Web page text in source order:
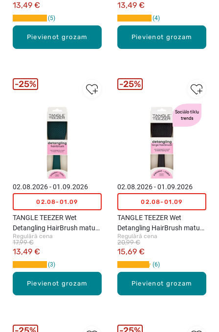
Pievienot grozam
13,49 €
5
Pievienot grozam
13,49 €
4
Pievienot grozam
02.08.2026 - 01.09.2026
02.08-01.09
TANGLE TEEZER Wet
Detangling HairBrush matu
ķemme, Green
Regulārā cena
13,49 €
17,99 €
3
25%
Sociālo tīklu
trends
Pievienot grozam
02.08.2026 - 01.09.2026
02.08-01.09
TANGLE TEEZER Wet
Detangling HairBrush matu
ķemme, L, Black
Regulārā cena
15,69 €
20,99 €
6
25%